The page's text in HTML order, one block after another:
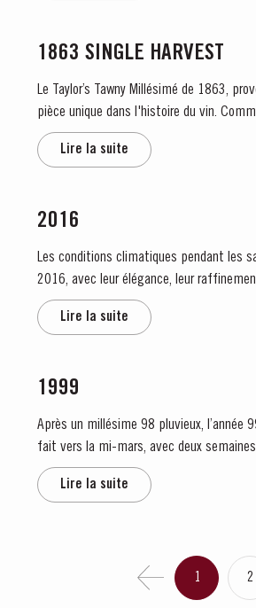
1863 SINGLE HARVEST
Le Taylor’s Tawny Millésimé de 1863,
Lire la suite
2016
Les conditions climatiques pendant les
2016, avec leur élégance, leur
humide, avec de fortes pluies et des...
Lire la suite
1999
Après un millésime 98 pluvieux, l’année 99
fait vers la mi-mars, avec deux
Lire la suite
1 2